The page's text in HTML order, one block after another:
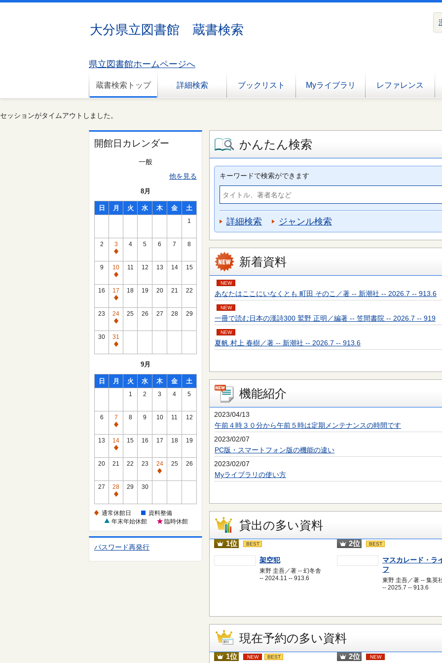
大分県立図書館 蔵書検索
県立図書館ホームページへ
蔵書検索トップ 詳細検索 ブックリスト Myライブラリ レファレンス
セッションがタイムアウトしました。
開館日カレンダー
一般
他を見る
8月
日 月 火 水 木 金 土
1
2
3
通
常
休
館
日
4 5 6 7 8
9
10
通
常
休
館
日
11 12 13 14 15
16
17
通
常
休
館
日
18 19 20 21 22
23
24
通
常
休
館
25 26 27 28 29
30
31
通
館
日
9月
日 月 火 水 木 金 土
1 2 3 4 5
6
7
通
常
休
館
8 9 10 11 12
13
14
通
常
館
日
15 16 17 18 19
20 21 22 23
24
通
館
日
25 26
27
28
通
休
日
29 30
通常休館日
資料整備
年末年始休館
臨時休館
パスワード再発行
かんたん検索
キーワードで検索ができます
詳細検索 ジャンル検索
新着資料
NEW
あなたはここにいなくとも 町田 そのこ／著 -- 新潮社 -- 2026.7 -- 913.6
NEW
一冊で読む日本の漢詩300 鷲野 正明／編著 -- 笠間書院 -- 2026.7 -- 919
NEW
夏帆 村上 春樹／著 -- 新潮社 -- 2026.7 -- 913.6
機能紹介
2023/04/13
午前４時３０分から午前５時は定期メンテナンスの時間です
2023/02/07
PC版・スマートフォン版の機能の違い
2023/02/07
Myライブラリの使い方
貸出の多い資料
1位 BEST
架空犯
東野 圭吾／著 -- 幻冬舎
-- 2024.11 -- 913.6
2位 BEST
マスカレード・ラ
フ
東野 圭吾／著 -- 集英
-- 2025.7 -- 913.6
現在予約の多い資料
1位 NEW BEST 2位 NEW